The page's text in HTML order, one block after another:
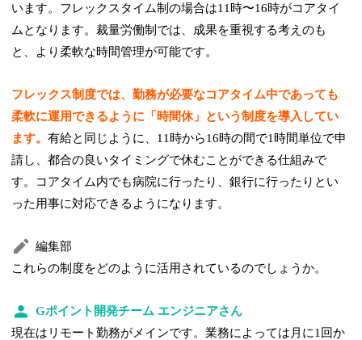
います。フレックスタイム制の場合は11時〜16時がコアタイ
ムとなります。裁量労働制では、成果を重視する考えのも
と、より柔軟な時間管理が可能です。
フレックス制度では、勤務が必要なコアタイム中であっても
柔軟に運用できるように「時間休」という制度を導入してい
ます。有給と同じように、11時から16時の間で1時間単位で申
請し、都合の良いタイミングで休むことができる仕組みで
す。コアタイム内でも病院に行ったり、銀行に行ったりとい
った用事に対応できるようになります。
編集部
これらの制度をどのように活用されているのでしょうか。
Gポイント開発チーム エンジニアさん
現在はリモート勤務がメインです。業務によっては月に1回か